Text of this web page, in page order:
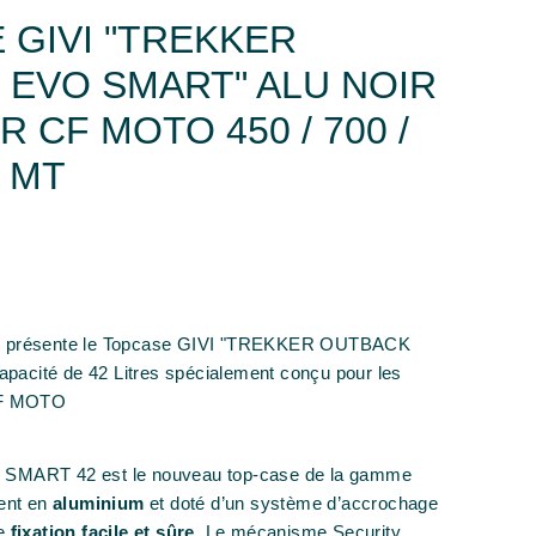
GIVI "TREKKER
SMART" ALU NOIR
CF MOTO 450 / 700 /
MT
le Topcase GIVI "TREKKER OUTBACK
de 42 Litres spécialement conçu pour les
MOTO
42 est le nouveau top-case de la gamme
enaluminium et doté d’un système d’accrochage